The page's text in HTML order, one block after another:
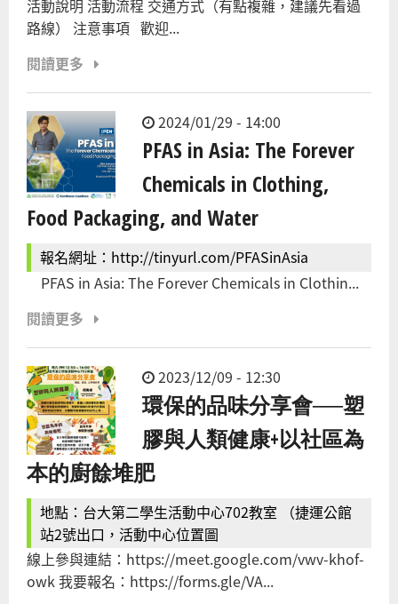
活動說明 活動流程 交通方式（有點複雜，建議先看過
路線） 注意事項 歡迎...
閱讀更多
2024/01/29 - 14:00
PFAS in Asia: The Forever
Chemicals in Clothing,
Food Packaging, and Water
報名網址：http://tinyurl.com/PFASinAsia
PFAS in Asia: The Forever Chemicals in Clothin...
閱讀更多
2023/12/09 - 12:30
環保的品味分享會──塑
膠與人類健康+以社區為
本的廚餘堆肥
地點：台大第二學生活動中心702教室 （捷運公館
站2號出口，活動中心位置圖
線上參與連結：https://meet.google.com/vwv-khof-
owk 我要報名：https://forms.gle/VA...